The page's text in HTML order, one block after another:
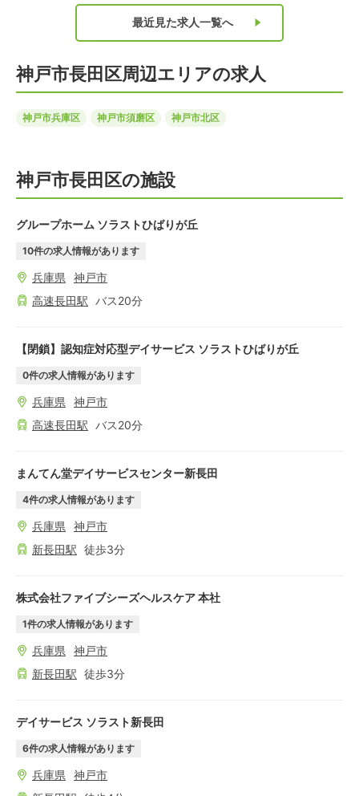
最近見た求人一覧へ
神戸市長田区周辺エリアの求人
神戸市兵庫区 神戸市須磨区 神戸市北区
神戸市長田区の施設
グループホーム ソラストひばりが丘
10件の求人情報があります
兵庫県
神戸市
高速長田駅 バス20分
【閉鎖】認知症対応型デイサービス ソラストひばりが丘
0件の求人情報があります
兵庫県
神戸市
高速長田駅 バス20分
まんてん堂デイサービスセンター新長田
4件の求人情報があります
兵庫県
神戸市
新長田駅 徒歩3分
株式会社ファイブシーズヘルスケア 本社
1件の求人情報があります
兵庫県
神戸市
新長田駅 徒歩3分
デイサービス ソラスト新長田
6件の求人情報があります
兵庫県
神戸市